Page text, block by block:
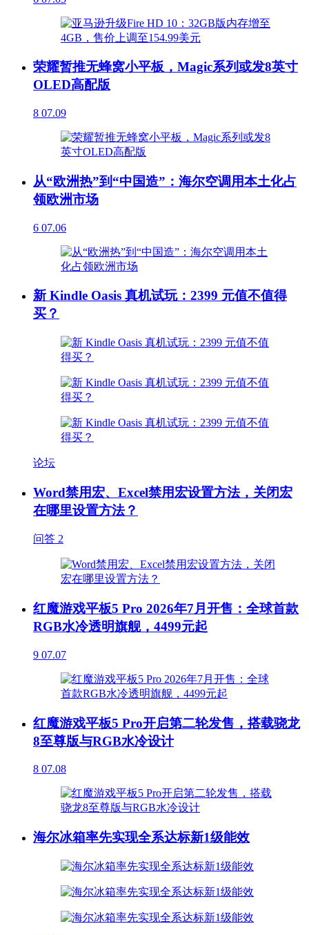
荣耀暂推无蜂窝小平板，Magic系列或发8英寸
OLED高配版
8 07.09
从“欧洲热”到“中国造”：海尔空调用本土化占
领欧洲市场
6 07.06
新 Kindle Oasis 真机试玩：2399 元值不值得
买？
论坛
Word禁用宏、Excel禁用宏设置方法，关闭宏
在哪里设置方法？
问答 2
红魔游戏平板5 Pro 2026年7月开售：全球首款
RGB水冷透明旗舰，4499元起
9 07.07
红魔游戏平板5 Pro开启第二轮发售，搭载骁龙
8至尊版与RGB水冷设计
8 07.08
海尔冰箱率先实现全系达标新1级能效